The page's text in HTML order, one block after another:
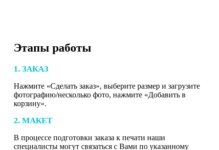
Этапы работы
1. ЗАКАЗ
Нажмите «Сделать заказ», выберите размер и загрузите
фотографию/несколько фото, нажмите «Добавить в
корзину».
2. МАКЕТ
В процессе подготовки заказа к печати наши
специалисты могут связаться с Вами по указанному